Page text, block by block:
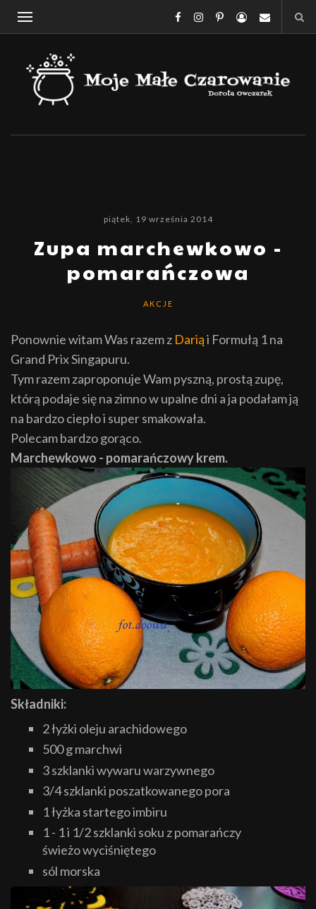
piątek, 19 września 2014
Zupa marchewkowo -
pomarańczowa
AKCJE
Ponownie witam Was razem z Dariąi Formułą 1 na
Grand Prix Singapuru.
Tym razem zaproponuje Wam pyszną, prostą zupę,
którą podaje się na zimno w upalne dni a ja podałam ją
na bardzo ciepło i super smakowała.
Polecam bardzo gorąco.
Marchewkowo - pomarańczowy krem.
Składniki:
2 łyżki oleju arachidowego
500 g marchwi
3 szklanki wywaru warzywnego
3/4 szklanki poszatkowanego pora
1 łyżka startego imbiru
1 - 1 i 1/2 szklanki soku z pomarańczy
świeżo wyciśniętego
sól morska